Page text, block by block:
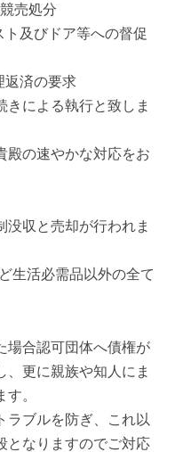
売処分
及びドア等への督促
返済の要求
きによる執行と致しま
殿の速やかな対応をお
収と売却が行われま
生活必需品以外の全て
場合認可団体へ債権が
、更に親族や知人にま
。
ラブルを防ぎ、これ以
となりますのでご対応